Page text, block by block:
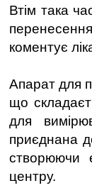
Втім така
коментує
Апарат для
що
для
приєднана
створюючи
центру.